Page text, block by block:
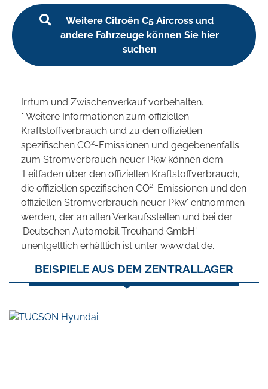
Weitere Citroën C5 Aircross und
andere Fahrzeuge können Sie hier
suchen
Irrtum und Zwischenverkauf vorbehalten.
* Weitere Informationen zum offiziellen
Kraftstoffverbrauch und zu den offiziellen
spezifischen CO2-Emissionen und gegebenenfalls
zum Stromverbrauch neuer Pkw können dem
'Leitfaden über den offiziellen Kraftstoffverbrauch,
die offiziellen spezifischen CO2-Emissionen und den
offiziellen Stromverbrauch neuer Pkw' entnommen
werden, der an allen Verkaufsstellen und bei der
'Deutschen Automobil Treuhand GmbH'
unentgeltlich erhältlich ist unter www.dat.de.
BEISPIELE AUS DEM ZENTRALLAGER